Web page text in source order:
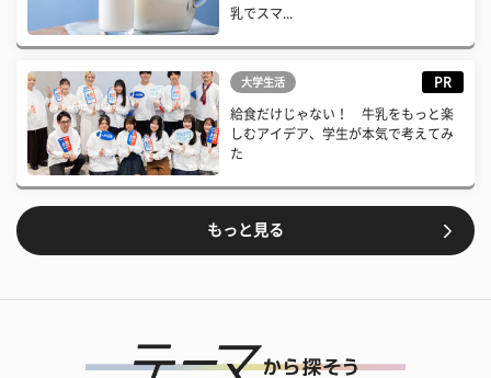
乳でスマ...
大学生活 PR
給食だけじゃない！ 牛乳をもっと楽
しむアイデア、学生が本気で考えてみ
た
もっと見る